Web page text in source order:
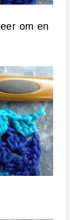
om en